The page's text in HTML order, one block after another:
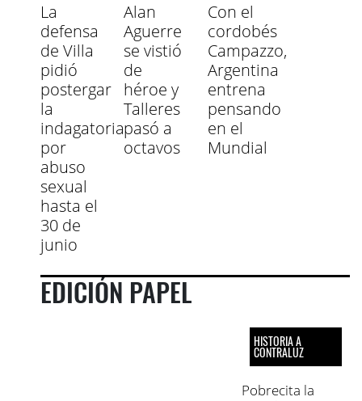
La
defensa
de Villa
pidió
postergar
la
indagatoria
por
abuso
sexual
hasta el
30 de
junio
Alan
Aguerre
se vistió
de
héroe y
Talleres
pasó a
octavos
Con el
cordobés
Campazzo,
Argentina
entrena
pensando
en el
Mundial
EDICIÓN PAPEL
HISTORIA A
CONTRALUZ
Pobrecita la